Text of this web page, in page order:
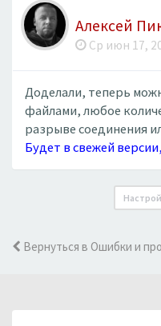
Алексей
Ср июн 17,
Доделали, теперь
файлами, любое
разрыве соединения
Будет в свежей
Вернуться в Ошибки и